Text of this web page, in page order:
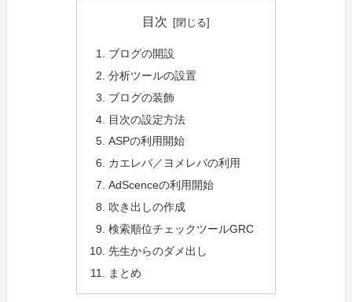
目次
ブログの開設
分析ツールの設置
ブログの装飾
目次の設定方法
ASPの利用開始
カエレバ／ヨメレバの利用
AdScenceの利用開始
吹き出しの作成
検索順位チェックツールGRC
先生からのダメ出し
まとめ